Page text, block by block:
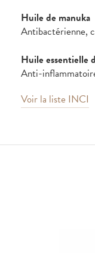
Huile de manuka
Antibactérienne,
Huile essentielle
Anti-
Voir la liste INCI